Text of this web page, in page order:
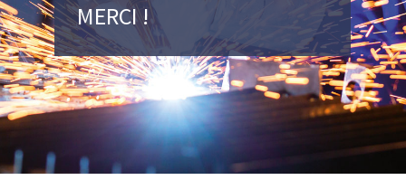
MERCI !